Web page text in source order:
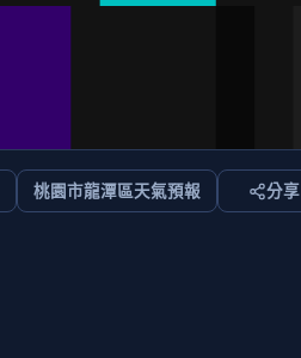
桃園市龍潭區天氣預報 分享